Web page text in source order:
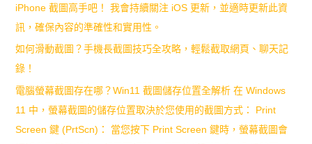
iPhone 截圖高手吧！ 我會持續關注 iOS 更新，並適時更新此資
訊，確保內容的準確性和實用性。
如何滑動截圖？手機長截圖技巧全攻略，輕鬆截取網頁、聊天記
錄！
電腦螢幕截圖存在哪？Win11 截圖儲存位置全解析 在 Windows
11 中，螢幕截圖的儲存位置取決於您使用的截圖方式： Print
Screen 鍵 (PrtScn)： 當您按下 Print Screen 鍵時，螢幕截圖會